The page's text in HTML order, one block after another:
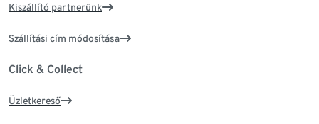
Kiszállító partnerünk
Szállítási cím módosítása
Click & Collect
Üzletkereső